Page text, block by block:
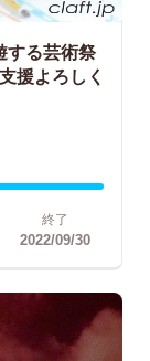
する芸術祭
援よろしく
終了
2022/09/30